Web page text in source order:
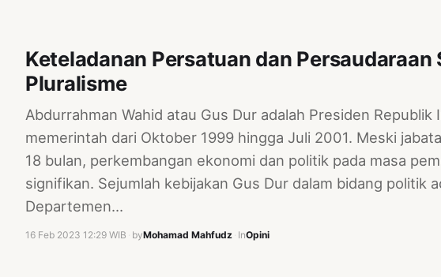
Keteladanan Persatuan dan Persaudaraan
Pluralisme
Abdurrahman Wahid atau Gus Dur adalah Presiden
memerintah dari Oktober 1999 hingga Juli 2001. Meski
18 bulan, perkembangan ekonomi dan politik pada masa
signifikan. Sejumlah kebijakan Gus Dur dalam bidang politik
Departemen…
16 Feb 2023 12:29 WIB byMohamad Mahfudz InOpini